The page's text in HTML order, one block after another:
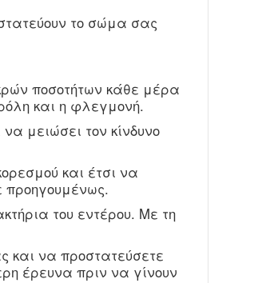
το σώμα σας
ποσοτήτων κάθε μέρα
και η φλεγμονή.
μειώσει τον κίνδυνο
και έτσι να
προηγουμένως.
του εντέρου. Με τη
και να προστατεύσετε
έρευνα πριν να γίνουν